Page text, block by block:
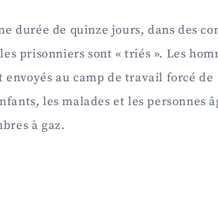
durée de quinze jours, dans des
prisonniers sont « triés ». Les
au camp de travail forcé de
les malades et les personnes
à gaz.